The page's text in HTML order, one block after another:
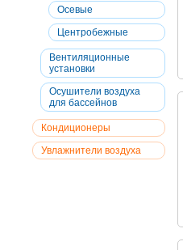
Осевые
Центробежные
Вентиляционные
установки
Осушители воздуха
для бассейнов
Кондиционеры
Увлажнители воздуха